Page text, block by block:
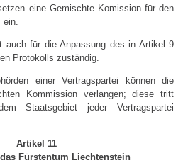
eine Gemischte Komission fūr den
auch fūr die Anpassung des in Artikel 9
Protokolls zuständig.
einer Vertragspartei können die
Kommission verlangen; diese tritt
Staatsgebiet jeder Vertragspartei
Artikel 11
Fūrstentum Liechtenstein